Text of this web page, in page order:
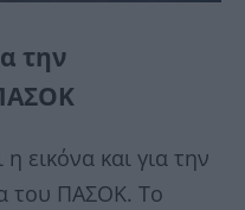
την
εικόνα και για την
του ΠΑΣΟΚ. Το